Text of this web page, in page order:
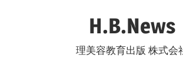
H.B.News
理美容教育出版 株式会